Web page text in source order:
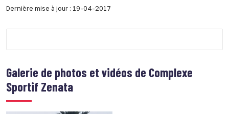
Dernière mise à jour : 19-04-2017
Galerie de photos et vidéos de Complexe
Sportif Zenata